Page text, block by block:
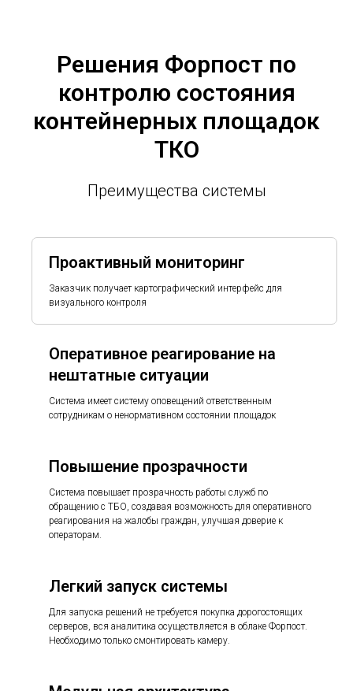
Решения Форпост по
контролю состояния
контейнерных площадок
ТКО
Преимущества системы
Проактивный мониторинг
Заказчик получает картографический интерфейс для
визуального контроля
Оперативное реагирование на
нештатные ситуации
Система имеет систему оповещений ответственным
сотрудникам о ненормативном состоянии площадок
Повышение прозрачности
Система повышает прозрачность работы служб по
обращению с ТБО, создавая возможность для оперативного
реагирования на жалобы граждан, улучшая доверие к
операторам.
Легкий запуск системы
Для запуска решений не требуется покупка дорогостоящих
серверов, вся аналитика осуществляется в облаке Форпост.
Необходимо только смонтировать камеру.